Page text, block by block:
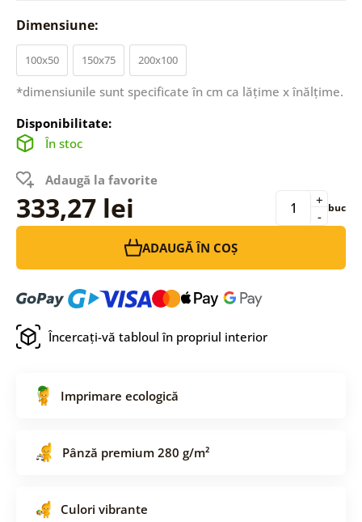
Dimensiune:
100x50 150x75 200x100
*dimensiunile sunt specificate în cm ca lățime x înălțime.
Disponibilitate:
În stoc
Adaugă la favorite
333,27 lei -
+ buc
ADAUGĂ ÎN COȘ
Încercați-vă tabloul în propriul interior
Imprimare ecologică
Pânză premium 280 g/m²
Culori vibrante